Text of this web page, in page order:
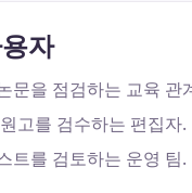
자
문을 점검하는 교육 관
고를 검수하는 편집자.
트를 검토하는 운영 팀.